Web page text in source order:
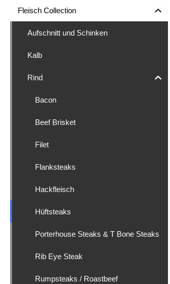
Fleisch Collection
Aufschnitt und Schinken
Kalb
Rind
Bacon
Beef Brisket
Filet
Flanksteaks
Hackfleisch
Hüftsteaks
Porterhouse Steaks & T Bone Steaks
Rib Eye Steak
Rumpsteaks / Roastbeef